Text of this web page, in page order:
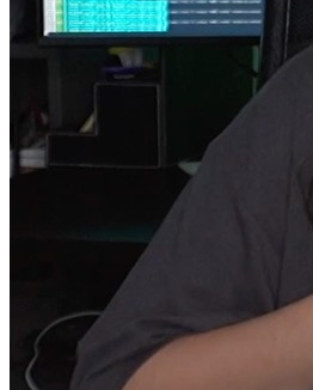
Laptop MacBook Pro M4 Max
Boxă portabilă Sonos Move 2